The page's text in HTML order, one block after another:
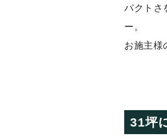
パクトさ
ー。
お施主様
31坪